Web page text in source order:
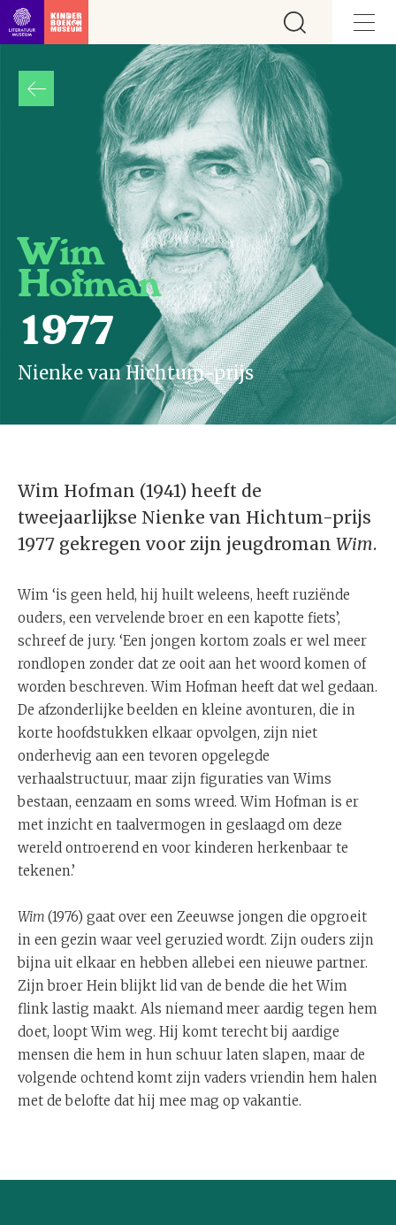
Ga direct naar inhoud
Wim
Hofman
1977
Nienke van Hichtum-prijs
Wim Hofman (1941) heeft de
tweejaarlijkse Nienke van Hichtum-prijs
1977 gekregen voor zijn jeugdroman Wim.
Wim ‘is geen held, hij huilt weleens, heeft ruziënde
ouders, een vervelende broer en een kapotte fiets’,
schreef de jury. ‘Een jongen kortom zoals er wel meer
rondlopen zonder dat ze ooit aan het woord komen of
worden beschreven. Wim Hofman heeft dat wel gedaan.
De afzonderlijke beelden en kleine avonturen, die in
korte hoofdstukken elkaar opvolgen, zijn niet
onderhevig aan een tevoren opgelegde
verhaalstructuur, maar zijn figuraties van Wims
bestaan, eenzaam en soms wreed. Wim Hofman is er
met inzicht en taalvermogen in geslaagd om deze
wereld ontroerend en voor kinderen herkenbaar te
tekenen.’
Wim (1976) gaat over een Zeeuwse jongen die opgroeit
in een gezin waar veel geruzied wordt. Zijn ouders zijn
bijna uit elkaar en hebben allebei een nieuwe partner.
Zijn broer Hein blijkt lid van de bende die het Wim
flink lastig maakt. Als niemand meer aardig tegen hem
doet, loopt Wim weg. Hij komt terecht bij aardige
mensen die hem in hun schuur laten slapen, maar de
volgende ochtend komt zijn vaders vriendin hem halen
met de belofte dat hij mee mag op vakantie.